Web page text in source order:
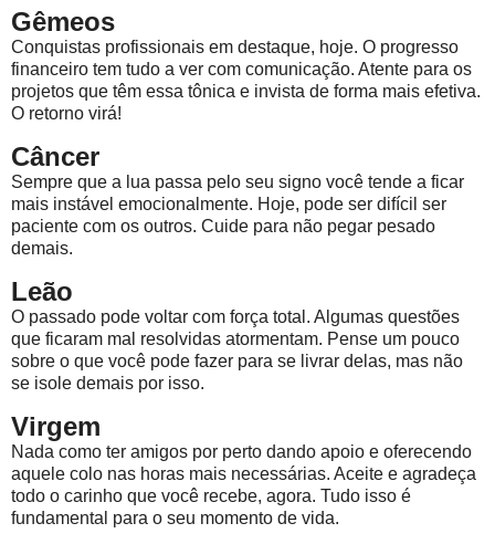
Gêmeos
Conquistas profissionais em destaque, hoje. O progresso
financeiro tem tudo a ver com comunicação. Atente para os
projetos que têm essa tônica e invista de forma mais efetiva.
O retorno virá!
Câncer
Sempre que a lua passa pelo seu signo você tende a ficar
mais instável emocionalmente. Hoje, pode ser difícil ser
paciente com os outros. Cuide para não pegar pesado
demais.
Leão
O passado pode voltar com força total. Algumas questões
que ficaram mal resolvidas atormentam. Pense um pouco
sobre o que você pode fazer para se livrar delas, mas não
se isole demais por isso.
Virgem
Nada como ter amigos por perto dando apoio e oferecendo
aquele colo nas horas mais necessárias. Aceite e agradeça
todo o carinho que você recebe, agora. Tudo isso é
fundamental para o seu momento de vida.